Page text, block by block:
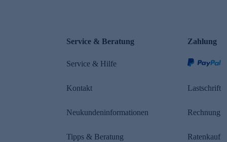
Service & Beratung
Service & Hilfe
Kontakt
Neukundeninformationen
Tipps & Beratung
Zahlung
Lastschrift
Rechnung
Ratenkauf